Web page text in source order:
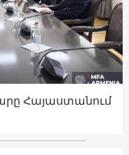
Հայաստանում